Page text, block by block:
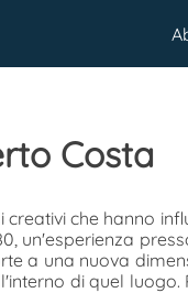
Costa
che hanno
un'esperienza
a una nuova
di quel